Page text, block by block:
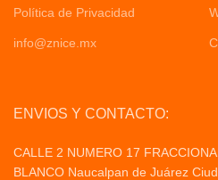
Política de Privacidad
info@znice.mx
ENVIOS Y CONTACTO:
CALLE 2 NUMERO 17
BLANCO Naucalpan de Juárez